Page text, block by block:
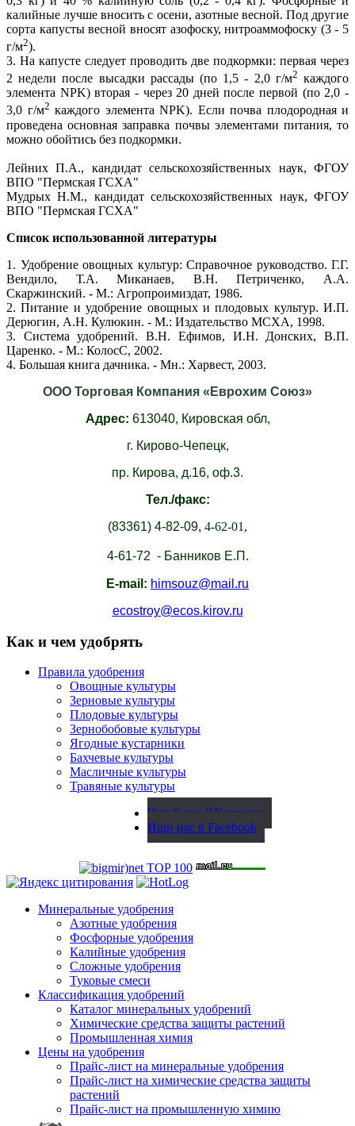
калийные лучше вносить с осени, азотные весной. Под другие
сорта капусты весной вносят азофоску, нитроаммофоску (3 - 5
г/м2).
3. На капусте следует проводить две подкормки: первая через
2 недели после высадки рассады (по 1,5 - 2,0 г/м2 каждого
элемента NPK) вторая - через 20 дней после первой (по 2,0 -
3,0 г/м2 каждого элемента NPK). Если почва плодородная и
проведена основная заправка почвы элементами питания, то
можно обойтись без подкормки.
Лейних П.А., кандидат сельскохозяйственных наук, ФГОУ
ВПО "Пермская ГСХА"
Мудрых Н.М., кандидат сельскохозяйственных наук, ФГОУ
ВПО "Пермская ГСХА"
Список использованной литературы
1. Удобрение овощных культур: Справочное руководство. Г.Г.
Вендило, Т.А. Миканаев, В.Н. Петриченко, А.А.
Скаржинский. - М.: Агропроимиздат, 1986.
2. Питание и удобрение овощных и плодовых культур. И.П.
Дерюгин, А.Н. Кулюкин. - М.: Издательство МСХА, 1998.
3. Система удобрений. В.Н. Ефимов, И.Н. Донских, В.П.
Царенко. - М.: КолосС, 2002.
4. Большая книга дачника. - Мн.: Харвест, 2003.
ООО Торговая Компания «Еврохим Союз»
Адрес: 613040, Кировская обл,
г. Кирово-Чепецк,
пр. Кирова, д.16, оф.3.
Тел./факс:
(83361) 4-82-09, 4-62-01,
4-61-72 - Банников Е.П.
E-mail: himsouz@mail.ru
ecostroy@ecos.kirov.ru
Как и чем удобрять
Правила удобрения
Овощные культуры
Зерновые культуры
Плодовые культуры
Зернобобовые культуры
Ягодные кустарники
Бахчевые культуры
Масличные культуры
Травяные культуры
Читай нас ВКонтакте
Ищи нас в Facebook
Минеральные удобрения
Азотные удобрения
Фосфорные удобрения
Калийные удобрения
Сложные удобрения
Туковые смеси
Классификация удобрений
Каталог минеральных удобрений
Химические средства защиты растений
Промышленная химия
Цены на удобрения
Прайс-лист на минеральные удобрения
Прайс-лист на химические средства защиты
растений
Прайс-лист на промышленную химию